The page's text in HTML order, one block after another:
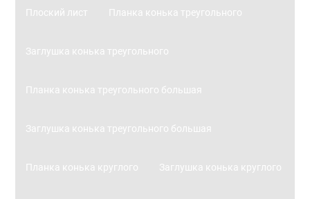
Плоский лист Планка конька треугольного
Заглушка конька треугольного
Планка конька треугольного большая
Заглушка конька треугольного большая
Планка конька круглого Заглушка конька круглого